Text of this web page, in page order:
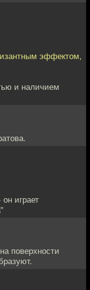
эффектом,
и наличием
играет
поверхности